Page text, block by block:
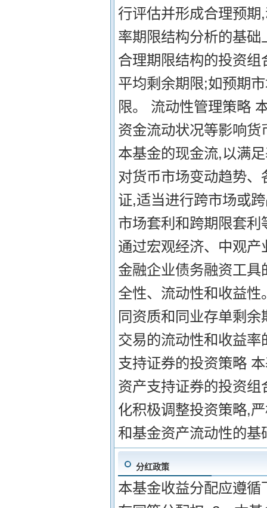
行评估并形成合理预
率期限结构分析的基
合理期限结构的投资
平均剩余期限;如预期
限。 流动性管理策略
资金流动状况等影响
本基金的现金流,以满
对货币市场变动趋势
证,适当进行跨市场或
市场套利和跨期限套
通过宏观经济、中观
金融企业债务融资工
全性、流动性和收益
同资质和同业存单剩
交易的流动性和收益
支持证券的投资策略
资产支持证券的投资
化积极调整投资策略,
和基金资产流动性的基
分红政策
本基金收益分配应遵